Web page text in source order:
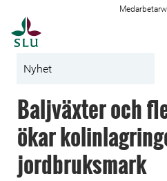
Nyhet
Baljväxter och
ökar
jordbruksmark